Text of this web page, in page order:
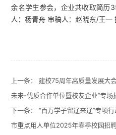
余名学生参会，企业共收取简历
人：杨青舟 审稿人：赵晓东/王一
上一条：建校75周年高质量发展大
未来-优质合作单位暨校友企业”专场
下一条：“百万学子留辽来辽”专项
市重点用人单位2025年春季校园招